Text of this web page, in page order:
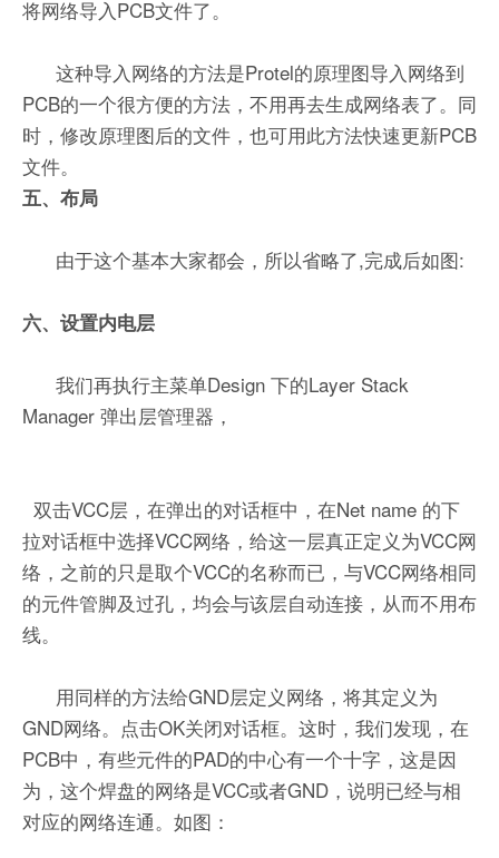
将网络导入PCB文件了。
这种导入网络的方法是Protel的原理图导入网络到
PCB的一个很方便的方法，不用再去生成网络表了。同
时，修改原理图后的文件，也可用此方法快速更新PCB
文件。
五、布局
由于这个基本大家都会，所以省略了,完成后如图:
六、设置内电层
我们再执行主菜单Design 下的Layer Stack
Manager 弹出层管理器，
双击VCC层，在弹出的对话框中，在Net name 的下
拉对话框中选择VCC网络，给这一层真正定义为VCC网
络，之前的只是取个VCC的名称而已，与VCC网络相同
的元件管脚及过孔，均会与该层自动连接，从而不用布
线。
用同样的方法给GND层定义网络，将其定义为
GND网络。点击OK关闭对话框。这时，我们发现，在
PCB中，有些元件的PAD的中心有一个十字，这是因
为，这个焊盘的网络是VCC或者GND，说明已经与相
对应的网络连通。如图：